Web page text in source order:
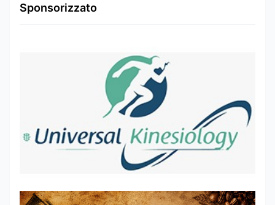
Sponsorizzato